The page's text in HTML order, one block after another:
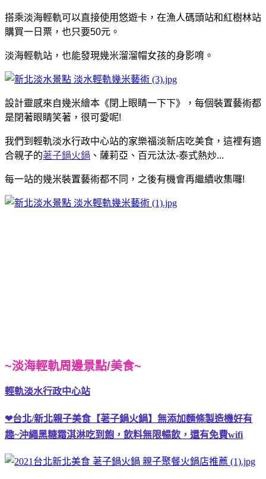
搭乘淡海輕軌可以直接使用悠遊卡，在漁人碼頭站和紅樹林站
購買一日票，也只要50元。
淡海輕軌站，也能發現幾米溜溜帽女孩的身影唷。
設計靈感來自幾米繪本《閉上眼睛一下下》，每個裝置藝術都
是閉著眼睛笑著，很可愛呢!
我們到輕軌淡水行政中心站的家樂福淡新店吃美食，這裡有適
合親子的荖子鍋火鍋 、薩莉亞、百元汰汰-泰式熱炒...
每一站的幾米裝置藝術都不同，之後有機會再繼續收集囉!
~淡海輕軌周邊景點/美食~
輕軌淡水行政中心站
❤台北/新北親子美食【荖子鍋火鍋】無添加麵條製造機好有
趣~沖繩黑糖霜淇淋吃到飽，飲料無限暢飲，還有免費wifi